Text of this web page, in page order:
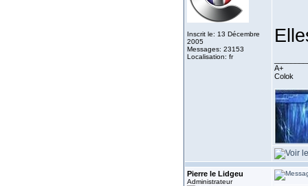
Inscrit le: 13 Décembre
2005
Messages: 23153
Localisation: fr
A+
Colok
Pierre le Lidgeu
Administrateur